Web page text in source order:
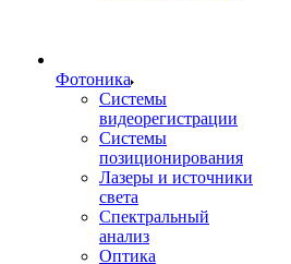
Фотоника
Cистемы
видеорегистрации
Системы
позиционирования
Лазеры и источники
света
Спектральный
анализ
Оптика